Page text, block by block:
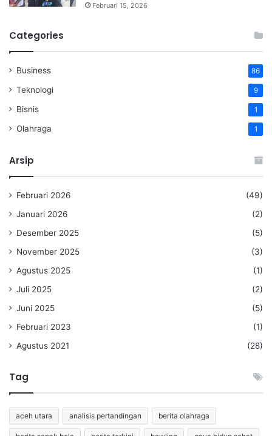
Februari 15, 2026
Categories
Business 86
Teknologi 9
Bisnis 1
Olahraga 1
Arsip
Februari 2026
(49)
Januari 2026
(2)
Desember 2025
(5)
November 2025
(3)
Agustus 2025
(1)
Juli 2025
(2)
Juni 2025
(5)
Februari 2023
(1)
Agustus 2021
(28)
Tag
aceh utara analisis pertandingan berita olahraga